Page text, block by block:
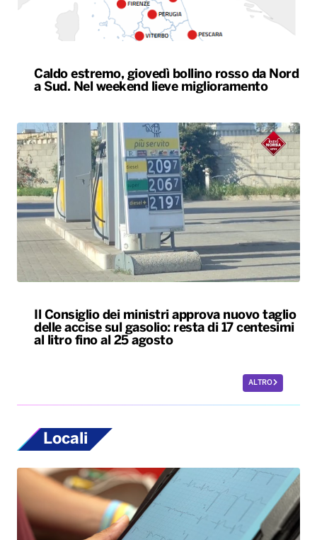
Il Consiglio dei ministri approva nuovo taglio
delle accise sul gasolio: resta di 17 centesimi
al litro fino al 25 agosto
Locali